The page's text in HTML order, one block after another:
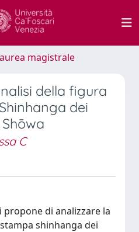
magistrale
della figura
dei
C
di analizzare la
shinhanga dei